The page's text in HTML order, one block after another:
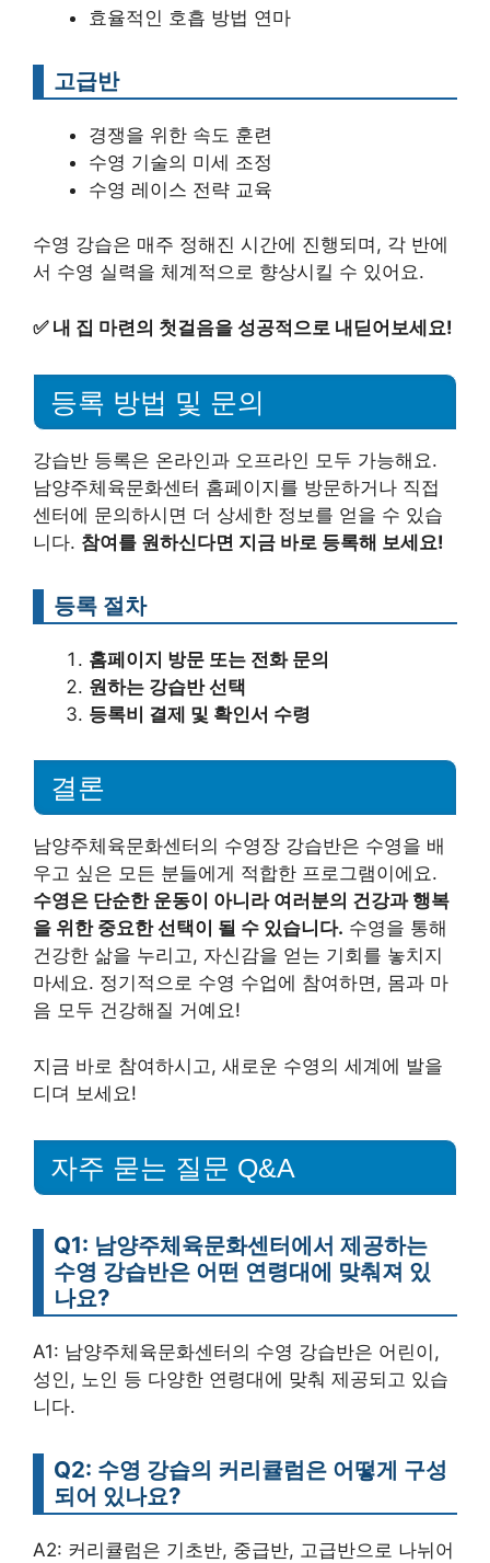
효율적인 호흡 방법 연마
고급반
경쟁을 위한 속도 훈련
수영 기술의 미세 조정
수영 레이스 전략 교육
수영 강습은 매주 정해진 시간에 진행되며, 각 반에
서 수영 실력을 체계적으로 향상시킬 수 있어요.
✅ 내 집 마련의 첫걸음을 성공적으로 내딛어보세요!
등록 방법 및 문의
강습반 등록은 온라인과 오프라인 모두 가능해요.
남양주체육문화센터 홈페이지를 방문하거나 직접
센터에 문의하시면 더 상세한 정보를 얻을 수 있습
니다. 참여를 원하신다면 지금 바로 등록해 보세요!
등록 절차
홈페이지 방문 또는 전화 문의
원하는 강습반 선택
등록비 결제 및 확인서 수령
결론
남양주체육문화센터의 수영장 강습반은 수영을 배
우고 싶은 모든 분들에게 적합한 프로그램이에요.
수영은 단순한 운동이 아니라 여러분의 건강과 행복
을 위한 중요한 선택이 될 수 있습니다. 수영을 통해
건강한 삶을 누리고, 자신감을 얻는 기회를 놓치지
마세요. 정기적으로 수영 수업에 참여하면, 몸과 마
음 모두 건강해질 거예요!
지금 바로 참여하시고, 새로운 수영의 세계에 발을
디뎌 보세요!
자주 묻는 질문 Q&A
Q1: 남양주체육문화센터에서 제공하는
수영 강습반은 어떤 연령대에 맞춰져 있
나요?
A1: 남양주체육문화센터의 수영 강습반은 어린이,
성인, 노인 등 다양한 연령대에 맞춰 제공되고 있습
니다.
Q2: 수영 강습의 커리큘럼은 어떻게 구성
되어 있나요?
A2: 커리큘럼은 기초반, 중급반, 고급반으로 나뉘어